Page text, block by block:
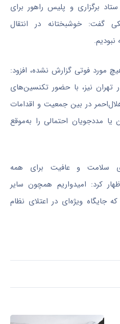
برگزاری و پلیس راهور برای
گفت: خوشبختانه در انتقال
مورد فوتی گزارش نشده، افزود:
تهران نیز، با حضور تکنسین‌های
در بین جمعیت و اقدامات
یا مددجویان احتمالی را به‌موقع
سلامت و عافیت برای همه
کرد: امیدواریم همچون سایر
جایگاه ویژه‌ای در اعتلای نظام